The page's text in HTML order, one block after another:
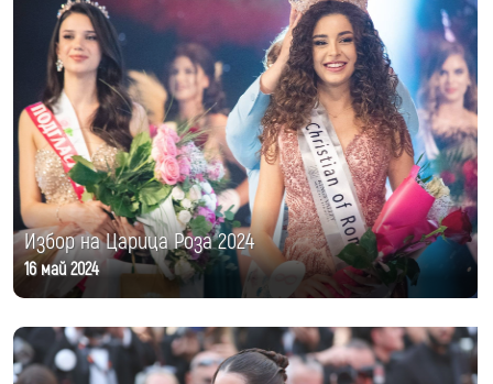
Избор на Царица Роза 2024
16 май 2024